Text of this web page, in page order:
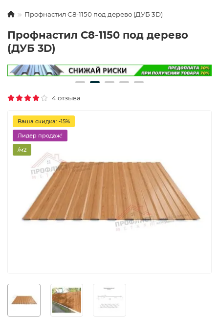
Профнастил С8-1150 под дерево (ДУБ 3D)
Профнастил С8-1150 под дерево
(ДУБ 3D)
4 отзыва
Ваша скидка: -15%
Лидер продаж!
/м2